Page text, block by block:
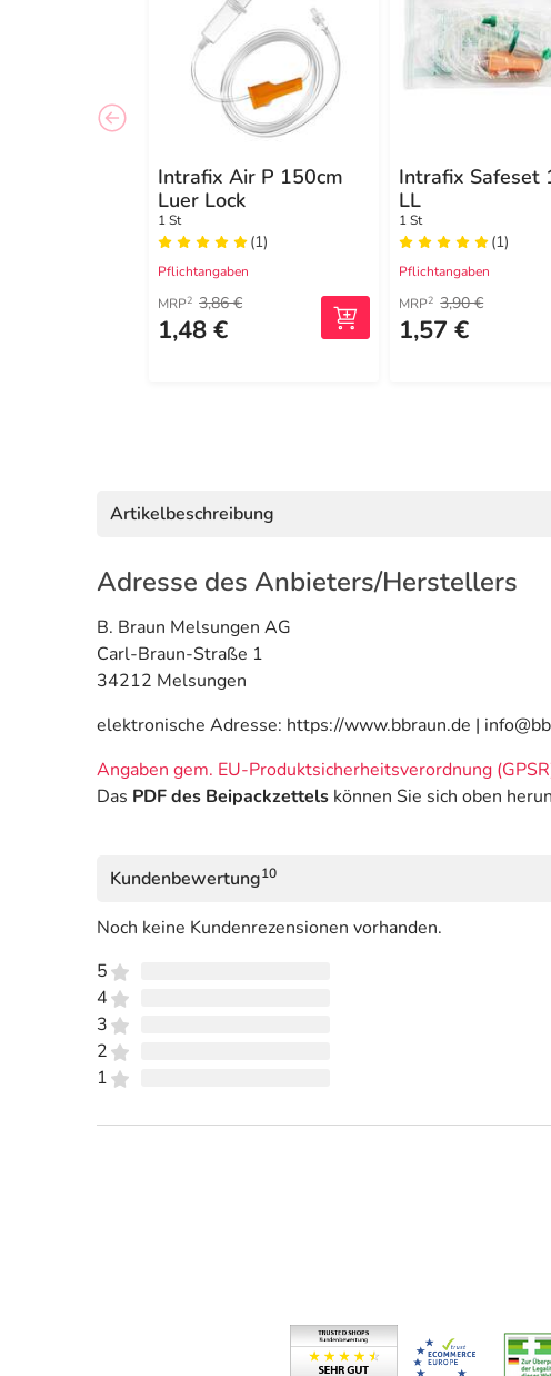
Intrafix Air P 150cm
Luer Lock
1 St
(1)
Pflichtangaben
MRP2 3,86 €
1,48 €
Intrafix Safeset
LL
1 St
(1)
Pflichtangaben
MRP2 3,90 €
1,57 €
Artikelbeschreibung
Adresse des Anbieters/Herstellers
B. Braun Melsungen AG
Carl-Braun-Straße 1
34212 Melsungen
elektronische Adresse: https://www.bbraun.de |
Angaben gem. EU-Produktsicherheitsverordnung
Das PDF des Beipackzettels können Sie sich oben
Kundenbewertung10
Noch keine Kundenrezensionen vorhanden.
5
4
3
2
1